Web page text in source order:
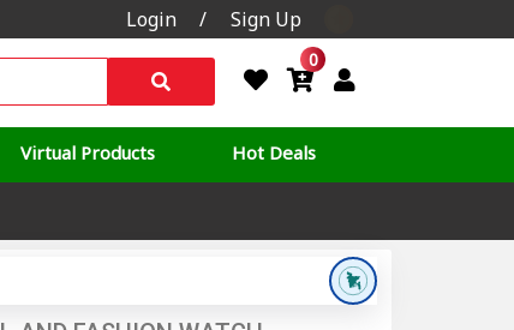
Login / Sign Up
0
Virtual Products Hot Deals